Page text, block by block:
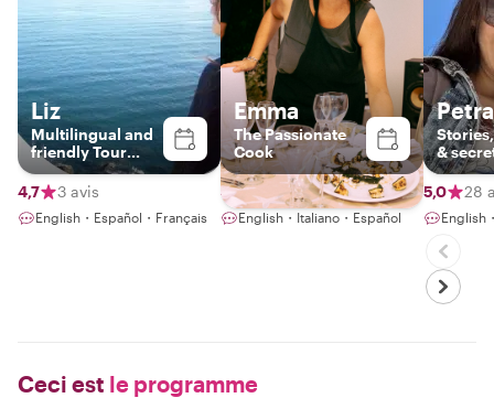
Liz
Multilingual and
friendly Tour
Guide
4,7
3 avis
English・Español・Français
Emma
The Passionate
Cook
4,9 113 avis
English・Italiano・Español
Petra
&
5,0
28
English
Ceci est le programme